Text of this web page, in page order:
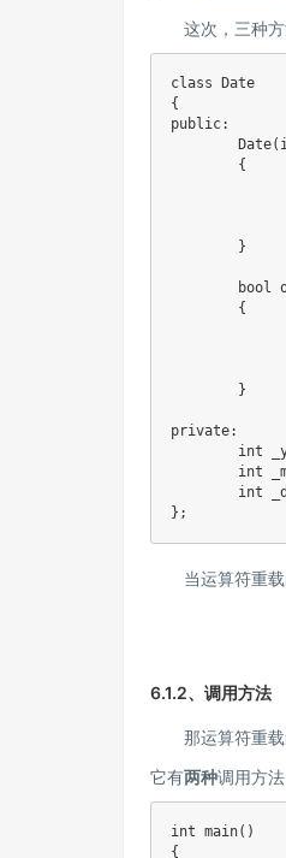
这次，三种方
class
Date
{
public:
Date(
{
}
bool
{
}
private:
int
int
int
} ;
当运算符重载
6.1.2、调用方法
那运算符重载
它有两种调用方法
int main( )
{